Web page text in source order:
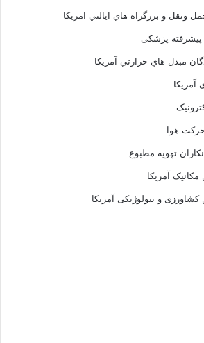
ونقل و بزرگراه هاي ايالتي امريکا
پیشرفته پزشکی
مبدل هاي حرارتي آمريکا
آمریکا
حرکت هوا
تهويه مطبوع
آمريکا
و بیولوژیکی آمریکا